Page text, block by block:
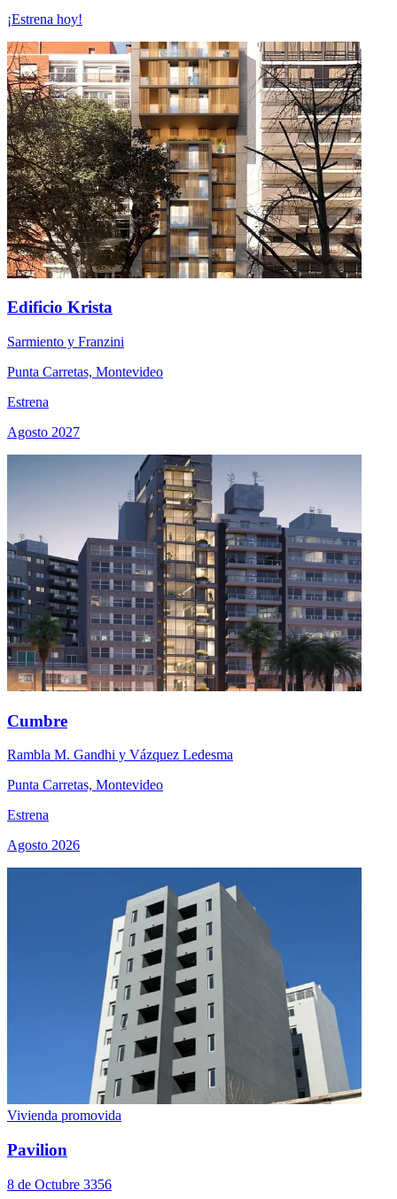
¡Estrena hoy!
Edificio Krista
Sarmiento y Franzini
Punta Carretas, Montevideo
Estrena
Agosto 2027
Cumbre
Rambla M. Gandhi y Vázquez Ledesma
Punta Carretas, Montevideo
Estrena
Agosto 2026
Vivienda promovida
Pavilion
8 de Octubre 3356